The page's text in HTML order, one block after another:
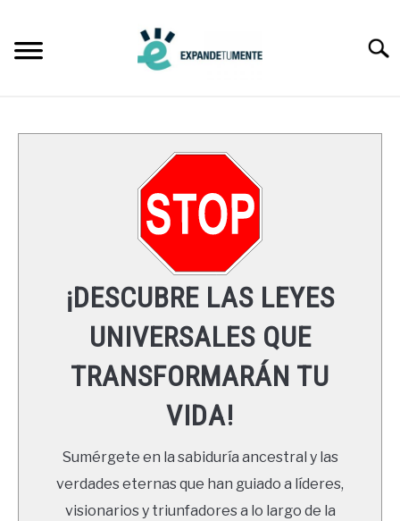
content
LEYES UNIVERSALES
RECURSOS
NEWSLETTER
¡DESCUBRE LAS LEYES
UNIVERSALES QUE
TRANSFORMARÁN TU
VIDA!
Sumérgete en la sabiduría ancestral y las
verdades eternas que han guiado a líderes,
visionarios y triunfadores a lo largo de la